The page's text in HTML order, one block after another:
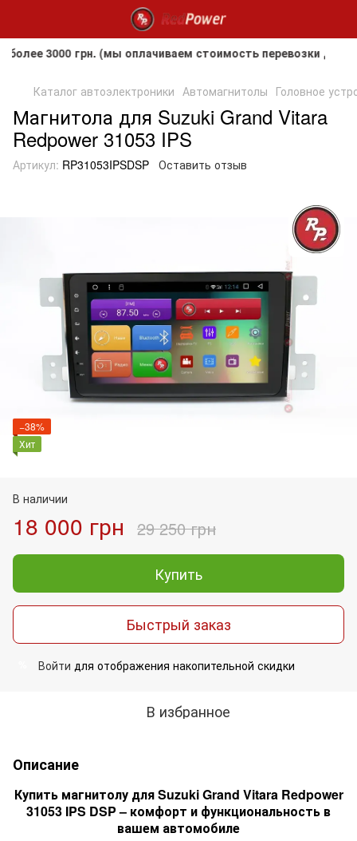
грн. (мы оплачиваем стоимость перевозки до
Каталог автоэлектроники Автомагнитолы Головное
Магнитола для Suzuki Grand Vitara
Redpower 31053 IPS
Артикул: RP31053IPSDSP Оставить отзыв
−38%
Хит
В наличии
18 000 грн 29 250 грн
Купить
Быстрый заказ
Войти для отображения накопительной скидки
В избранное
Описание
Купить магнитолу для Suzuki Grand Vitara Redpower
31053 IPS DSP – комфорт и функциональность в
вашем автомобиле